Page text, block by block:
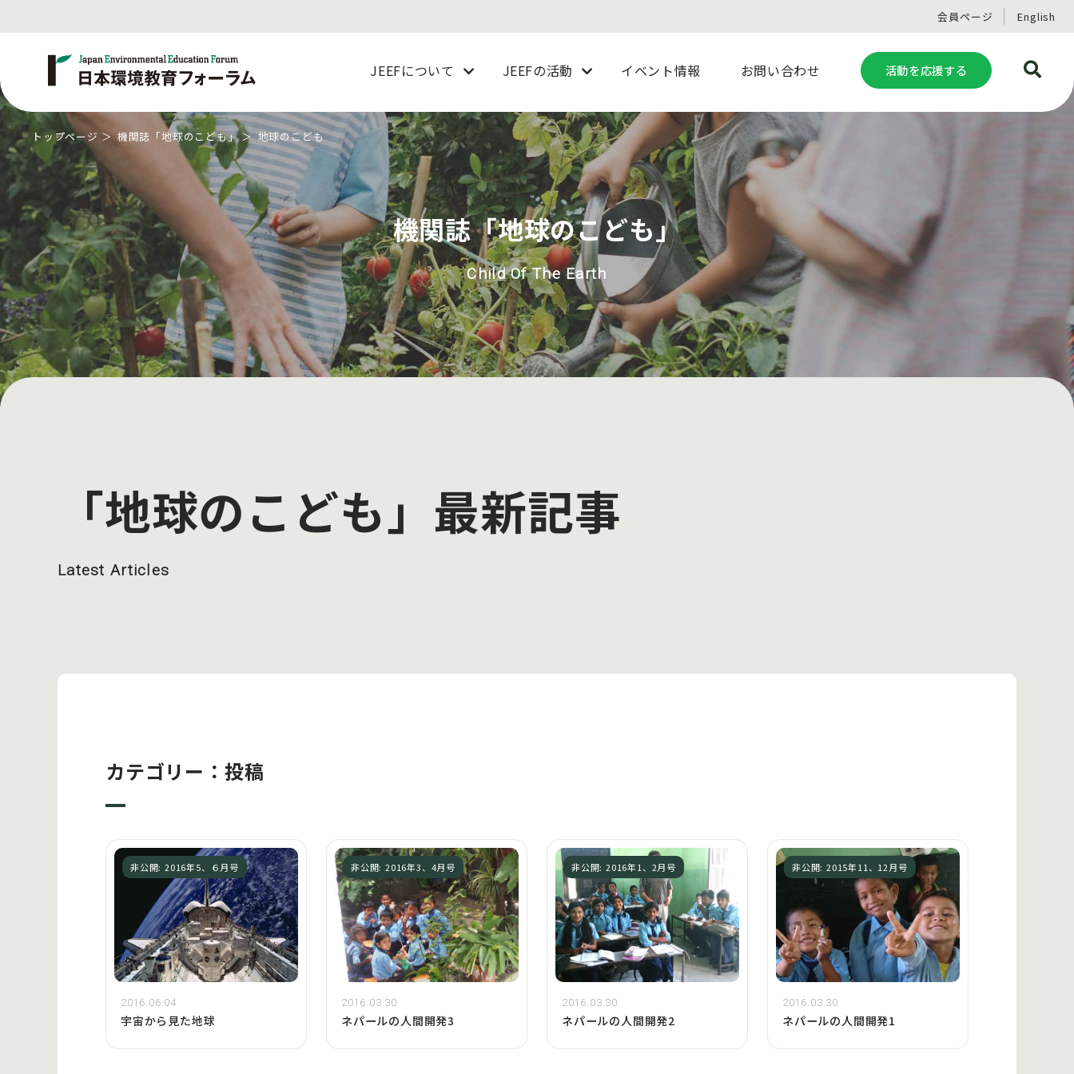
JEEFについて JEEFの活動 イベント情報 お問い合わせ 活動を応援する
会員ページ English
機関誌「地球のこども」
Child Of The Earth
トップページ 機関誌「地球のこども」 地球のこども
「地球のこども」最新記事
Latest Articles
カテゴリー：投稿
非公開: 2016年5、６月号
2016.06.04
宇宙から見た地球
非公開: 2016年3、4月号
2016.03.30
ネパールの人間開発3
非公開: 2016年1、2月号
2016.03.30
ネパールの人間開発2
非公開: 2015年11、12月号
2016.03.30
ネパールの人間開発1